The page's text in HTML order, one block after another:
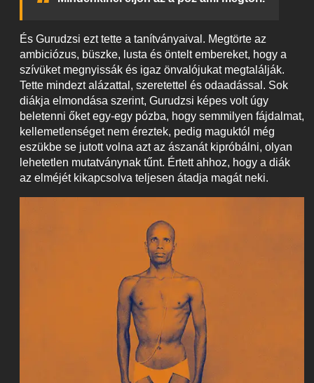
És Gurudzsi ezt tette a tanítványaival. Megtörte az
ambiciózus, büszke, lusta és öntelt embereket, hogy a
szívüket megnyissák és igaz önvalójukat megtalálják.
Tette mindezt alázattal, szeretettel és odaadással. Sok
diákja elmondása szerint, Gurudzsi képes volt úgy
beletenni őket egy-egy pózba, hogy semmilyen fájdalmat,
kellemetlenséget nem éreztek, pedig maguktól még
eszükbe se jutott volna azt az ászanát kipróbálni, olyan
lehetetlen mutatványnak tűnt. Értett ahhoz, hogy a diák
az elméjét kikapcsolva teljesen átadja magát neki.